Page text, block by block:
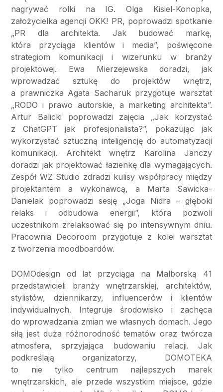
nagrywać rolki na IG. Olga Kisiel-Konopka,
założycielka agencji OKK! PR, poprowadzi spotkanie
„PR dla architekta. Jak budować markę,
która przyciąga klientów i media”, poświęcone
strategiom komunikacji i wizerunku w branży
projektowej. Ewa Mierzejewska doradzi, jak
wprowadzać sztukę do projektów wnętrz,
a prawniczka Agata Sacharuk przygotuje warsztat
„RODO i prawo autorskie, a marketing architekta”.
Artur Balicki poprowadzi zajęcia „Jak korzystać
z ChatGPT jak profesjonalista?”, pokazując jak
wykorzystać sztuczną inteligencję do automatyzacji
komunikacji. Architekt wnętrz Karolina Janczy
doradzi jak projektować łazienkę dla wymagających.
Zespół WZ Studio zdradzi kulisy współpracy między
projektantem a wykonawcą, a Marta Sawicka-
Danielak poprowadzi sesję „Joga Nidra – głęboki
relaks i odbudowa energii”, która pozwoli
uczestnikom zrelaksować się po intensywnym dniu.
Pracownia Decoroom przygotuje z kolei warsztat
z tworzenia moodboardów.
DOMOdesign od lat przyciąga na Malborską 41
przedstawicieli branży wnętrzarskiej, architektów,
stylistów, dziennikarzy, influencerów i klientów
indywidualnych. Integruje środowisko i zachęca
do wprowadzania zmian we własnych domach. Jego
siłą jest duża różnorodność tematów oraz twórcza
atmosfera, sprzyjająca budowaniu relacji. Jak
podkreślają organizatorzy, DOMOTEKA
to nie tylko centrum najlepszych marek
wnętrzarskich, ale przede wszystkim miejsce, gdzie